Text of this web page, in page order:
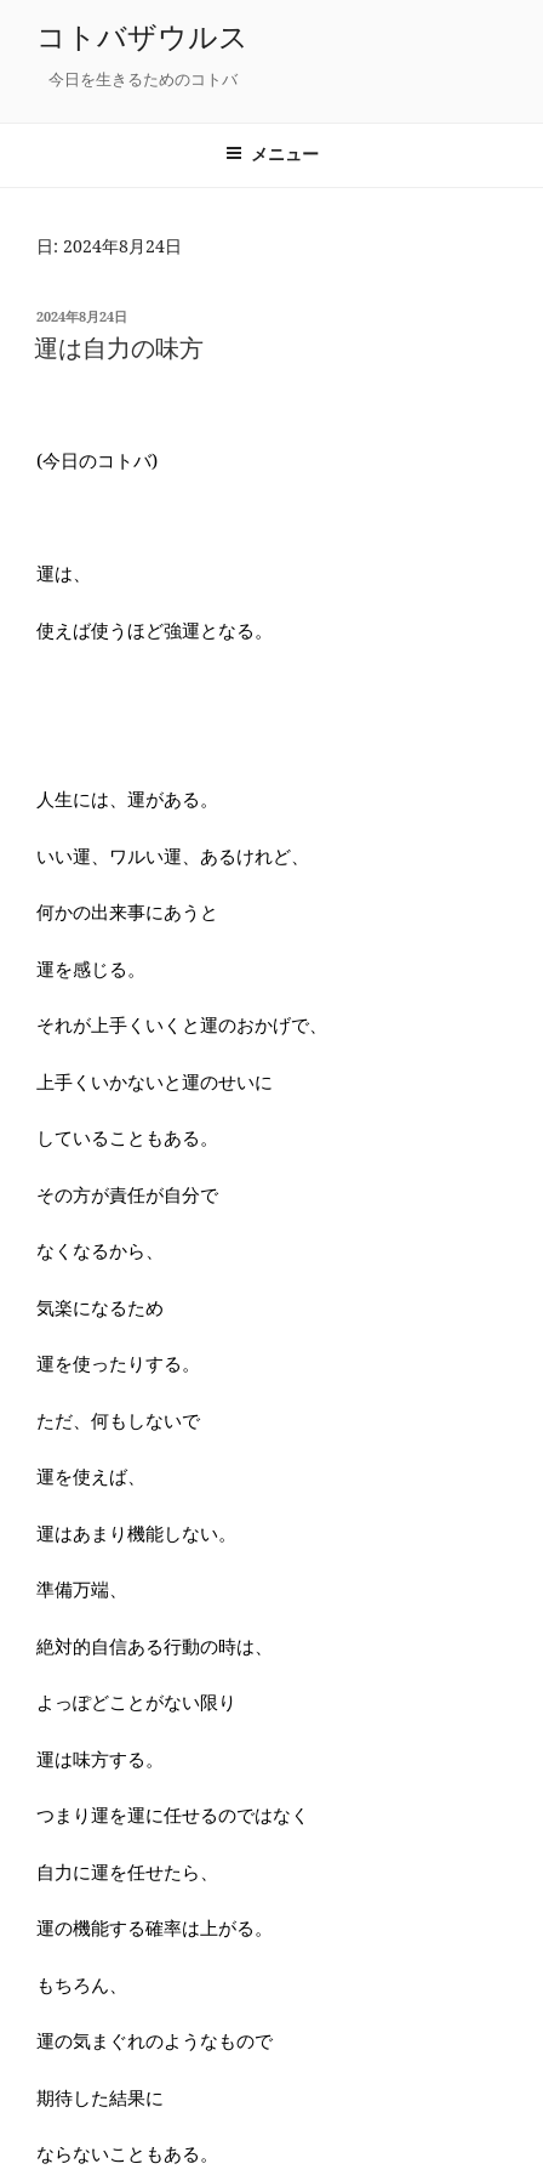
コトバザウルス
今日を生きるためのコトバ
メニュー
日: 2024年8月24日
投
稿
日:
2024年8月24日
運は自力の味方
(今日のコトバ)
運は、
使えば使うほど強運となる。
人生には、運がある。
いい運、ワルい運、あるけれど、
何かの出来事にあうと
運を感じる。
それが上手くいくと運のおかげで、
上手くいかないと運のせいに
していることもある。
その方が責任が自分で
なくなるから、
気楽になるため
運を使ったりする。
ただ、何もしないで
運を使えば、
運はあまり機能しない。
準備万端、
絶対的自信ある行動の時は、
よっぽどことがない限り
運は味方する。
つまり運を運に任せるのではなく
自力に運を任せたら、
運の機能する確率は上がる。
もちろん、
運の気まぐれのようなもので
期待した結果に
ならないこともある。